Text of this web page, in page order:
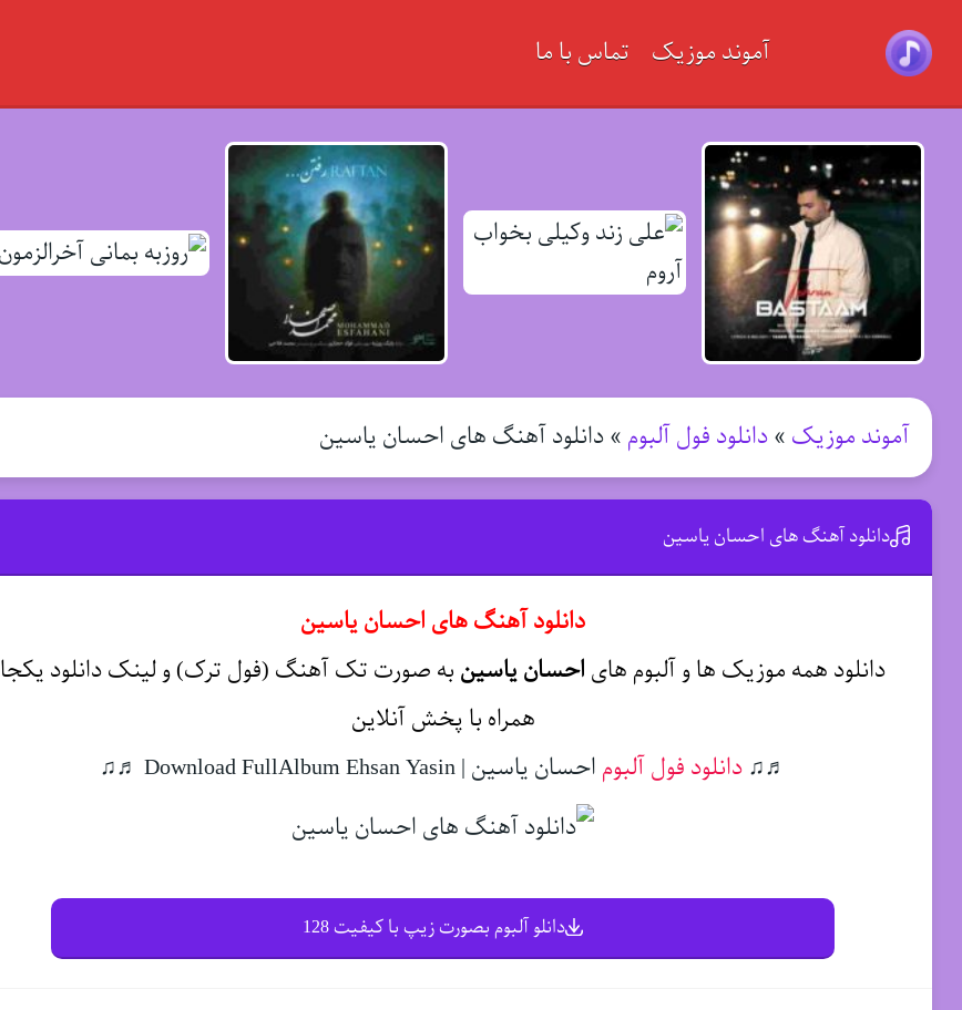
آموند موزیک تماس با ما
آموند موزیک »دانلود فول آلبوم »دانلود آهنگ های احسان یاسین
دانلود آهنگ های احسان یاسین
دانلود آهنگ های احسان یاسین
دانلود همه موزیک ها و آلبوم های احسان یاسین به صورت تک آهنگ (فول ترک) و لینک دانلود یکجا
همراه با پخش آنلاین
♬♫دانلود فول آلبوم احسان یاسین | Download FullAlbum Ehsan Yasin ♬♫
دانلو آلبوم بصورت زیپ با کیفیت 128